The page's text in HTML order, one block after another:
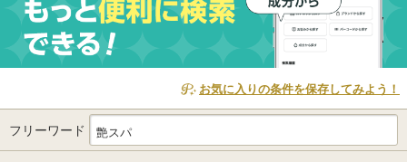
お気に入りの条件を保存してみよう！
フリーワード